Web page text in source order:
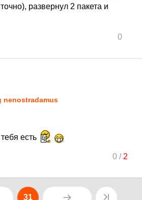
развернул 2 пакета и
0
nenostradamus
есть
0/ 2
31